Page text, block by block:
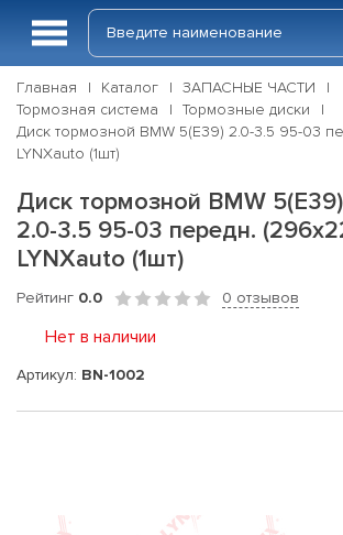
Главная Каталог
ЗАПАСНЫЕ ЧАСТИ
Тормозная система
Тормозные диски
Диск тормозной BMW 5(E39) 2.0-3.5 95-03
LYNXauto (1шт)
Диск тормозной BMW 5(E39)
2.0-3.5 95-03 передн.
LYNXauto (1шт)
Рейтинг 0.0 0 отзывов
Нет в наличии
Артикул: BN-1002